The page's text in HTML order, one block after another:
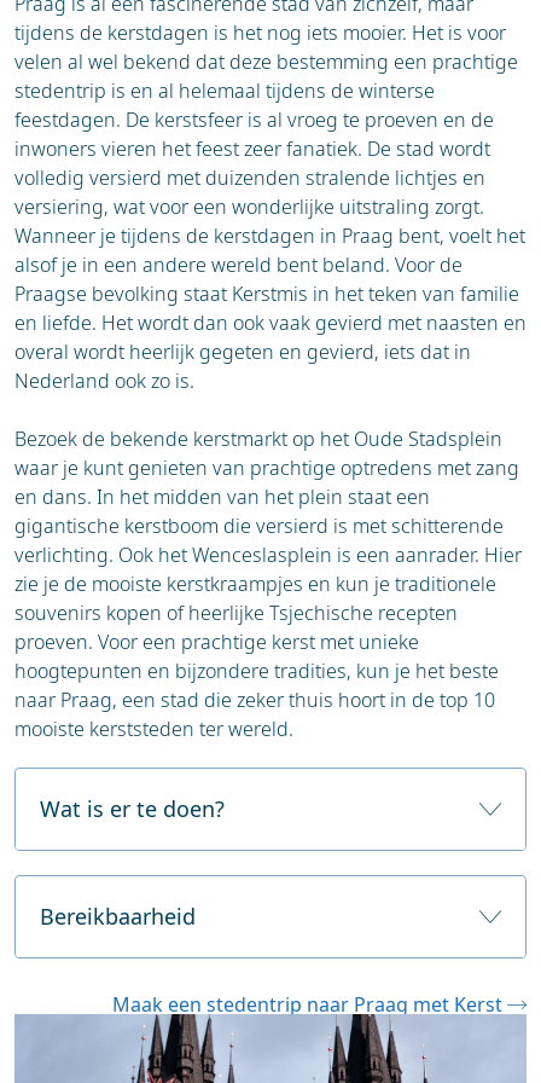
Ontspan in de Blue Lagoon:De
wereldberoemde Blue Lagoon ligt op
ongeveer 50 minuten rijden van Reykjavik. Dit
geothermische kuuroord met zijn melkachtig
blauwe water is de perfecte plek om te
ontspannen en op te warmen na een dag vol
avontuur.
Walvissen spotten:In de winter is het
mogelijk om vanuit de haven van Reykjavik
een walvissafari te boeken. Hoewel de kans
kleiner is dan in de zomer, is het spotten van
bultruggen, dwergvinvissen en orka's een
onvergetelijke ervaring.
kerk is het herkenbaarste gebouw van
Reykjavik en biedt vanaf de top een prachtig
panoramisch uitzicht over de stad.
Verken het stadscentrum: Dwaal door de
kleurrijke straten van Reykjavik en ontdek de
gezellige cafés, restaurants en unieke
boetiekjes. De stad heeft een bruisende
kunst- en muziekscene, vooral in de
wintermaanden.
en is beperkt. De meeste
bezienswaardigheden in de stad liggen op
loopafstand van elkaar. Voor de langere
afstanden, zoals naar de Blue Lagoon of de
Golden Circle, kun je het beste een
georganiseerde tour boeken of een auto
huren.
tijdens de kerstdagen is het nog iets mooier. Het is voor
velen al wel bekend dat deze bestemming een prachtige
stedentrip is en al helemaal tijdens de winterse
feestdagen. De kerstsfeer is al vroeg te proeven en de
inwoners vieren het feest zeer fanatiek. De stad wordt
volledig versierd met duizenden stralende lichtjes en
versiering, wat voor een wonderlijke uitstraling zorgt.
Wanneer je tijdens de kerstdagen in Praag bent, voelt het
alsof je in een andere wereld bent beland. Voor de
Praagse bevolking staat Kerstmis in het teken van familie
en liefde. Het wordt dan ook vaak gevierd met naasten en
overal wordt heerlijk gegeten en gevierd, iets dat in
Nederland ook zo is.
Bezoek de bekende kerstmarkt op het Oude Stadsplein
waar je kunt genieten van prachtige optredens met zang
en dans. In het midden van het plein staat een
gigantische kerstboom die versierd is met schitterende
verlichting. Ook het Wenceslasplein is een aanrader. Hier
zie je de mooiste kerstkraampjes en kun je traditionele
souvenirs kopen of heerlijke Tsjechische recepten
proeven. Voor een prachtige kerst met unieke
hoogtepunten en bijzondere tradities, kun je het beste
naar Praag, een stad die zeker thuis hoort in de top 10
mooiste kerststeden ter wereld.
Wat is er te doen?
Praag, ook wel de 'Gouden Stad' genoemd, is in de
winter een sprookjesachtige bestemming. De
feestdagen. Naast de wereldberoemde
kerstmarkten biedt de stad een complete
winterervaring die een bezoek de moeite waard
Bereikbaarheid
Nederland en België. Je hebt meerdere opties,
afhankelijk van je budget en reistijd.
Maak een stedentrip naar Praag met Kerst